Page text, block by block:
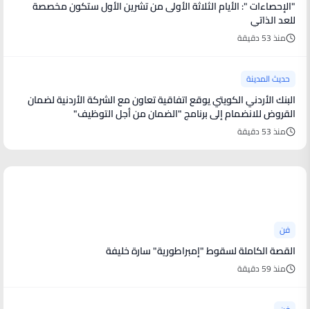
"الإحصاءات ": الأيام الثلاثة الأولى من تشرين الأول ستكون مخصصة
للعد الذاتي
منذ 53 دقيقة
حديث المدينة
البنك الأردني الكويتي يوقع اتفاقية تعاون مع الشركة الأردنية لضمان
القروض للانضمام إلى برنامج "الضمان من أجل التوظيف"
منذ 53 دقيقة
فن
القصة الكاملة لسقوط "إمبراطورية" سارة خليفة
منذ 59 دقيقة